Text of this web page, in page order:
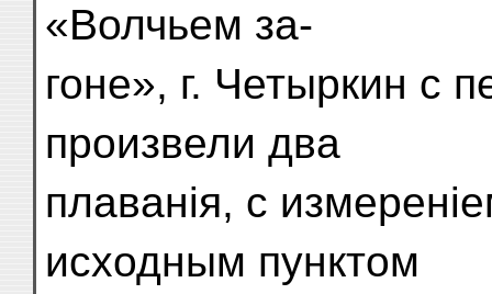
«Волчьем за-
гоне», г. Четыркин с
произвели два
плаванія, с
исходным пунктом